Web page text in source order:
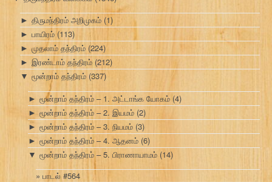
► திருமந்திரம் அறிமுகம் (1)
► பாயிரம் (113)
► முதலாம் தந்திரம் (224)
► இரண்டாம் தந்திரம் (212)
▼ மூன்றாம் தந்திரம் (337)
► மூன்றாம் தந்திரம் – 1. அட்டாங்க யோகம் (4)
► மூன்றாம் தந்திரம் – 2. இயமம் (2)
► மூன்றாம் தந்திரம் – 3. நியமம் (3)
► மூன்றாம் தந்திரம் – 4. ஆதனம் (6)
▼ மூன்றாம் தந்திரம் – 5. பிராணாயாமம் (14)
பாடல் #564